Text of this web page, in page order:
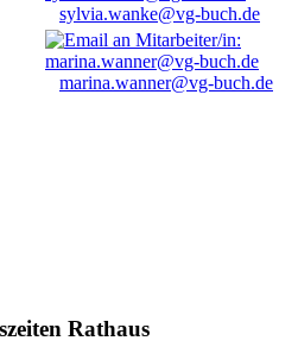
sylvia.wanke@vg-buch.de
marina.wanner@vg-buch.de
Rathaus